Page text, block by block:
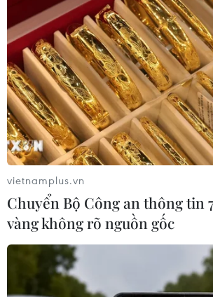
vietnamplus.vn
Chuyển Bộ Công an thông tin
vàng không rõ nguồn gốc